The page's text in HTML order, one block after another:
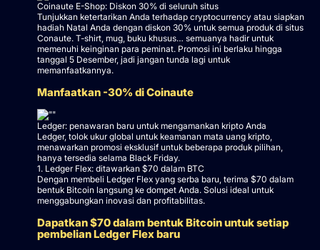
Coinaute E-Shop: Diskon 30% di seluruh situs
Tunjukkan ketertarikan Anda terhadap cryptocurrency atau siapkan
hadiah Natal Anda dengan diskon 30% untuk semua produk di situs
Conaute. T-shirt, mug, buku khusus… semuanya hadir untuk
memenuhi keinginan para peminat. Promosi ini berlaku hingga
tanggal 5 Desember, jadi jangan tunda lagi untuk
memanfaatkannya.
Manfaatkan -30% di Coinaute
Ledger: penawaran baru untuk mengamankan kripto Anda
Ledger, tolok ukur global untuk keamanan mata uang kripto,
menawarkan promosi eksklusif untuk beberapa produk pilihan,
hanya tersedia selama Black Friday.
1. Ledger Flex: ditawarkan $70 dalam BTC
Dengan membeli Ledger Flex yang serba baru, terima $70 dalam
bentuk Bitcoin langsung ke dompet Anda. Solusi ideal untuk
menggabungkan inovasi dan profitabilitas.
Dapatkan $70 dalam bentuk Bitcoin untuk setiap
pembelian Ledger Flex baru